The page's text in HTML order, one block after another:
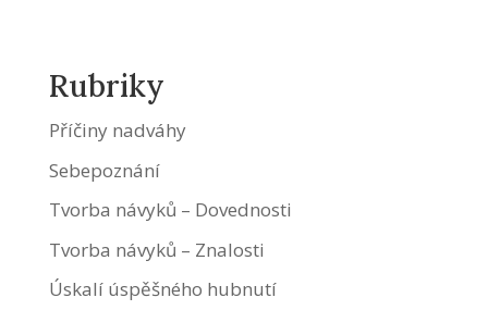
Rubriky
Příčiny nadváhy
Sebepoznání
Tvorba návyků – Dovednosti
Tvorba návyků – Znalosti
Úskalí úspěšného hubnutí